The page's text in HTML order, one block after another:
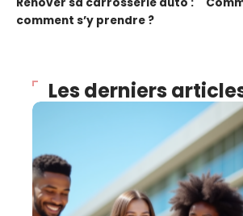
comment s’y prendre ?
Les derniers